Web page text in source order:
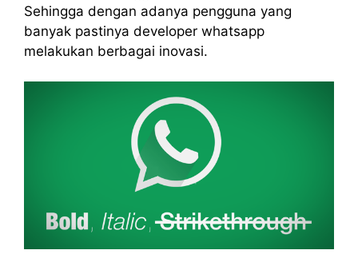
Sehingga dengan adanya pengguna yang
banyak pastinya developer whatsapp
melakukan berbagai inovasi.